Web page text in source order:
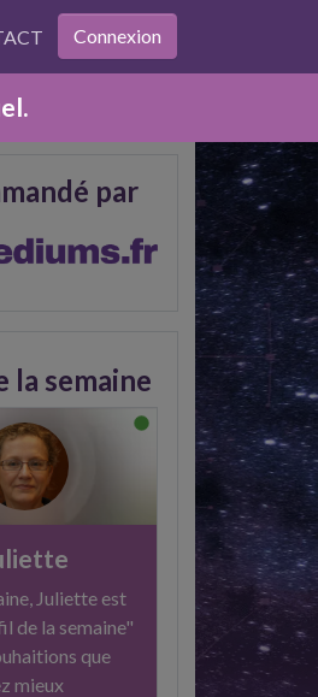
Connexion
par
la semaine
Juliette est
de la semaine"
que
mieux